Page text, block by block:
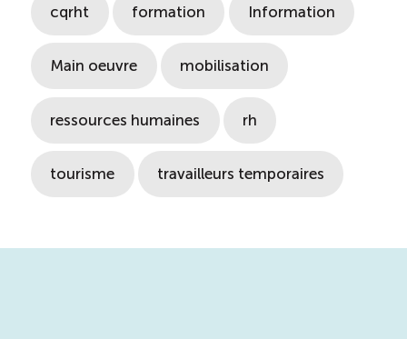
cqrht formation Information
Main oeuvre mobilisation
ressources humaines rh
tourisme travailleurs temporaires